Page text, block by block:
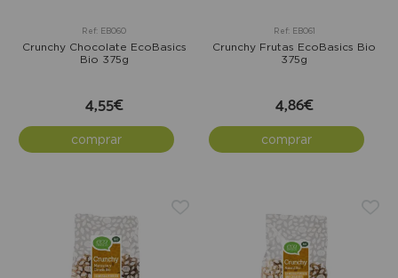
Ref: EB060
Crunchy Chocolate EcoBasics
Bio 375g
4,55€
comprar
Ref: EB061
Crunchy Frutas EcoBasics Bio
375g
4,86€
comprar